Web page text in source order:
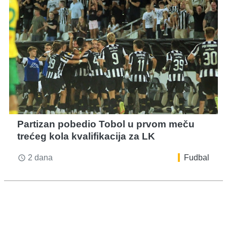
Partizan pobedio Tobol u prvom meču
trećeg kola kvalifikacija za LK
access_time 2 dana Fudbal